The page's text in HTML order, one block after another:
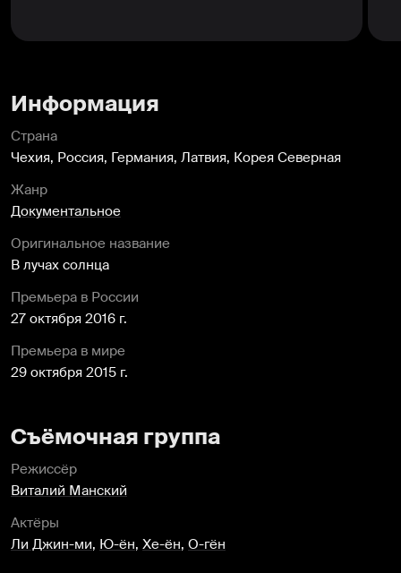
как можно стереть еще живых людей. Конечно,
помогает проникнуться, но здесь правда не
нужны художественные приемы. Эти глаза, эти
погасшие глаза... Я помню такую жизнь, я жила
все это происходит сегодня, сейчас, и эти дети
растут травмированными, и открой КНДР
ворота - они не смогут адаптироваться, как то
самое поколение, которым открыли двери....
Информация
Страна
Чехия, Россия, Германия, Латвия, Корея Северная
Жанр
Документальное
Оригинальное название
В лучах солнца
Премьера в России
27 октября 2016 г.
Премьера в мире
29 октября 2015 г.
Съёмочная группа
Режиссёр
Виталий Манский
Актёры
Ли Джин-ми, Ю-ён, Хе-ён, О-гён